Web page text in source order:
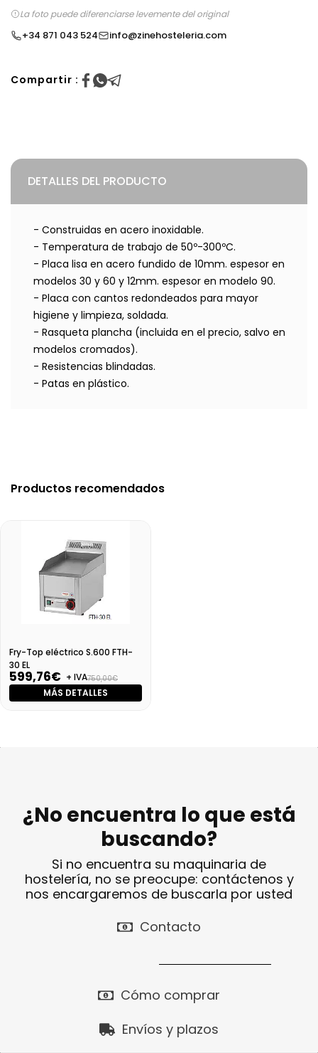
La foto puede diferenciarse levemente del original
+34 871 043 524 info@zinehosteleria.com
Compartir :
DETALLES DEL PRODUCTO
- Construidas en acero inoxidable.
- Temperatura de trabajo de 50º-300ºC.
- Placa lisa en acero fundido de 10mm. espesor en
modelos 30 y 60 y 12mm. espesor en modelo 90.
- Placa con cantos redondeados para mayor
higiene y limpieza, soldada.
- Rasqueta plancha (incluida en el precio, salvo en
modelos cromados).
- Resistencias blindadas.
- Patas en plástico.
Productos recomendados
Fry-Top eléctrico S.600 FTH-
30 EL
599,76€ + IVA750,00€
MÁS DETALLES
¿No encuentra lo que está
buscando?
Si no encuentra su maquinaria de
hostelería, no se preocupe: contáctenos y
nos encargaremos de buscarla por usted
Contacto
Cómo comprar
Envíos y plazos